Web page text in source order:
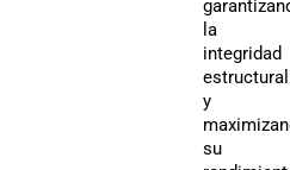
la
integridad
estructural
y
su